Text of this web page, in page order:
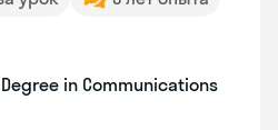
in Communications